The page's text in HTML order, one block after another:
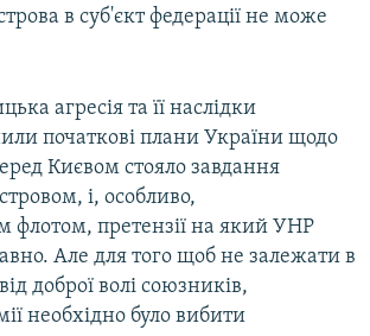
в суб'єкт федерації не може
агресія та її наслідки
початкові плани України щодо
Києвом стояло завдання
і, особливо,
флотом, претензії на який УНР
Але для того щоб не залежати в
доброї волі союзників,
необхідно було вибити